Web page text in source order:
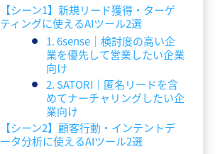
【シーン1】新規リード獲得・ターゲ
ティングに使えるAIツール2選
1. 6sense｜検討度の高い企
業を優先して営業したい企業
向け
2. SATORI｜匿名リードを含
めてナーチャリングしたい企
業向け
【シーン2】顧客行動・インテントデ
ータ分析に使えるAIツール2選